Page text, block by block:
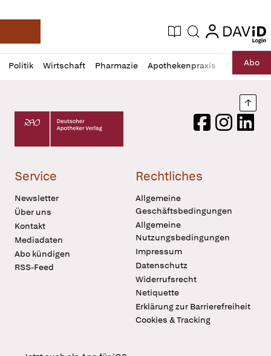
Deutsche Apotheker Zeitung
Aktuelle Ausgabe
Suche login
login
Politik Wirtschaft Pharmazie Apothekenpraxis RechtAbo
Profil
öffnen
Daz
Pur
Deutscher Apotheker Verlag Logo
FacebookInstagram
Service
Newsletter
Über uns
Kontakt
Mediadaten
Abo kündigen
RSS-Feed
Rechtliches
Allgemeine
Geschäftsbedingungen
Allgemeine
Nutzungsbedingungen
Impressum
Datenschutz
Widerrufsrecht
Netiquette
Erklärung zur Barrierefreiheit
Cookies & Tracking